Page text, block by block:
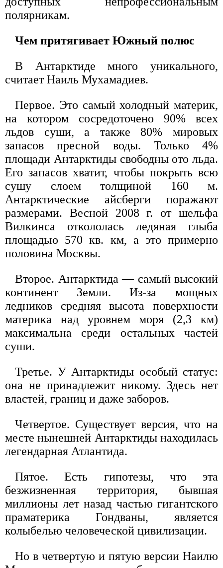
полярникам.
Чем притягивает Южный полюс
В Антарктиде много уникального,
считает Наиль Мухамадиев.
Первое. Это самый холодный материк,
на котором сосредоточено 90% всех
льдов суши, а также 80% мировых
запасов пресной воды. Только 4%
площади Антарктиды свободны ото льда.
Его запасов хватит, чтобы покрыть всю
сушу слоем толщиной 160 м.
Антарктические айсберги поражают
размерами. Весной 2008 г. от шельфа
Вилкинса откололась ледяная глыба
площадью 570 кв. км, а это примерно
половина Москвы.
Второе. Антарктида — самый высокий
континент Земли. Из-за мощных
ледников средняя высота поверхности
материка над уровнем моря (2,3 км)
максимальна среди остальных частей
суши.
Третье. У Антарктиды особый статус:
она не принадлежит никому. Здесь нет
властей, границ и даже заборов.
Четвертое. Существует версия, что на
месте нынешней Антарктиды находилась
легендарная Атлантида.
Пятое. Есть гипотезы, что эта
безжизненная территория, бывшая
миллионы лет назад частью гигантского
праматерика Гондваны, является
колыбелью человеческой цивилизации.
Но в четвертую и пятую версии Наилю